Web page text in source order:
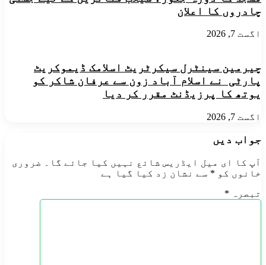
چادروں کا اعلان
اگست 7, 2026
چیرمین سینٹرل سیکرٹریٹ اسلامک ڈیموکریٹ
پارٹی نے اسلام آباد زون سے عرفان شاکر کو
یوتھ کا پرزیڈنٹ مقرر کر دیا
اگست 7, 2026
جواب دیں
آپ کا ای میل ایڈریس شائع نہیں کیا جائے گا۔
ضروری
خانوں کو * سے نشان زد کیا گیا ہے
تبصرہ *